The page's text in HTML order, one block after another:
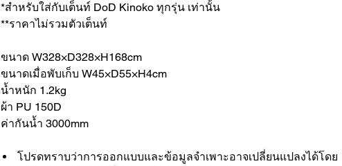
*สำหรับใส่กับเต็นท์ DoD Kinoko ทุกรุ่น เท่านั้น
**ราคาไม่รวมตัวเต็นท์
ขนาด W328×D328×H168cm
ขนาดเมื่อพับเก็บ W45×D55×H4cm
น้ำหนัก 1.2kg
ผ้า PU 150D
ค่ากันน้ำ 3000mm
โปรดทราบว่าการออกแบบและข้อมูลจำเพาะอาจเปลี่ยนแปลงได้โดย